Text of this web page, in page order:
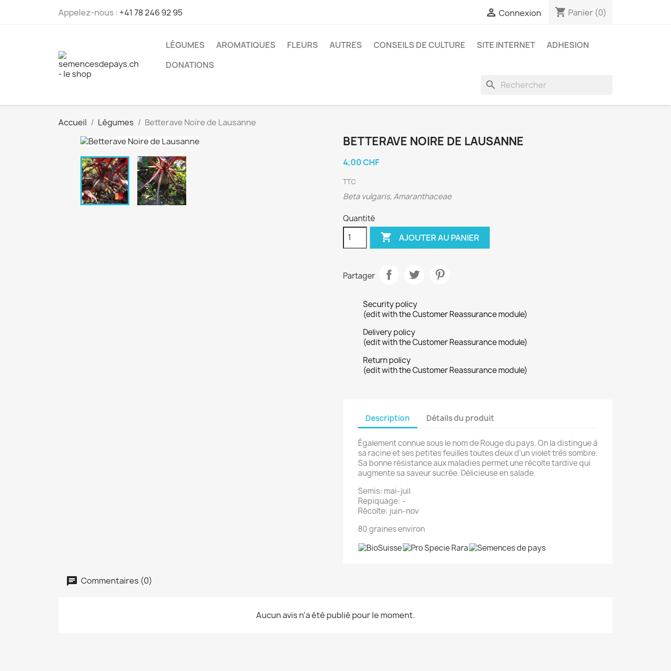
Appelez-nous : +41 78 246 92 95  Connexion shopping_cart Panier (0)
LÉGUMES AROMATIQUES FLEURS AUTRES CONSEILS DE CULTURE SITE INTERNET
ADHESION
DONATIONS
search
Accueil Légumes Betterave Noire de Lausanne
BETTERAVE NOIRE DE LAUSANNE
4,00 CHF
TTC
Beta vulgaris, Amaranthaceae
Quantité
 AJOUTER AU PANIER
Partager
Security policy
(edit with the Customer Reassurance module)
Delivery policy
(edit with the Customer Reassurance module)
Return policy
(edit with the Customer Reassurance module)
Description Détails du produit
Également connue sous le nom de Rouge du pays. On la distingue à
sa racine et ses petites feuilles toutes deux d'un violet très sombre.
Sa bonne résistance aux maladies permet une récolte tardive qui
augmente sa saveur sucrée. Délicieuse en salade.
Semis: mai-juil
Repiquage: -
Récolte: juin-nov
80 graines environ
Commentaires (0)
Aucun avis n'a été publié pour le moment.